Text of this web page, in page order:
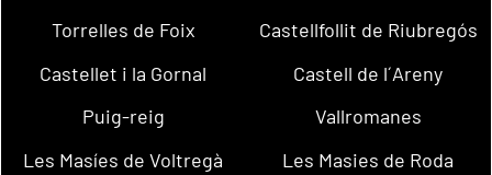
Torrelles de Foix
Castellfollit de Riubregós
Castellet i la Gornal
Castell de l´Areny
Puig-reig
Vallromanes
Les Masíes de Voltregà
Les Masies de Roda